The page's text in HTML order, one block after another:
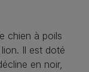
chien à poils
Il est doté
en noir,